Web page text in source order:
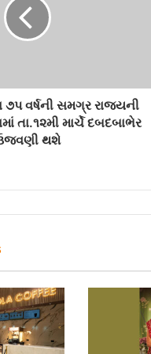
વર્ષની સમગ્ર રાજ્યની
તા.૧૨મી માર્ચે દબદબાભેર
થશે